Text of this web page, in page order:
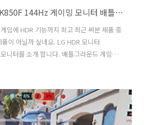
LG HDR 모니터 32GK850F 144Hz 게이밍 모니터 배틀그라운드 후기
임에 HDR 기능까지 최고 최근 써본 제품 중
이 아닐까 싶네요. LG HDR 모니터
니터를 소개 합니다. 배틀그라운드 게임도
수 있습니다. 144Hz에 1ms의 빠른 응답
펙 때문에 게임을 할 때도 아주 부드러운 전
. FreeSync2를 지원하면서 지원하는 그래